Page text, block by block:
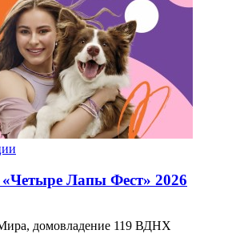
Лапы Фест» 2026
домовладение 119 ВДНХ